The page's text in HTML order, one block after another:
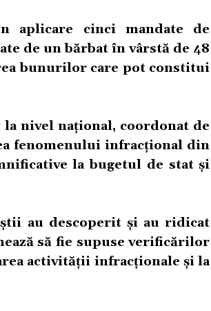
aplicare cinci mandate de
de un bărbat în vârstă de 48
bunurilor care pot constitui
nivel național, coordonat de
fenomenului infracțional din
la bugetul de stat și
au descoperit și au ridicat
să fie supuse verificărilor
activității infracționale și la